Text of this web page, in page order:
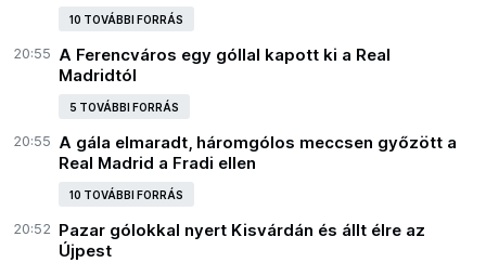
10 TOVÁBBI FORRÁS
20:55 A Ferencváros egy góllal kapott ki a Real
Madridtól
5 TOVÁBBI FORRÁS
20:55 A gála elmaradt, háromgólos meccsen győzött a
Real Madrid a Fradi ellen
10 TOVÁBBI FORRÁS
20:52 Pazar gólokkal nyert Kisvárdán és állt élre az
Újpest